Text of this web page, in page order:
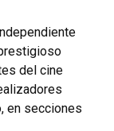
del cine
en secciones